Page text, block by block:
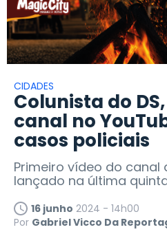
CIDADES
Colunista do
canal no
casos policiais
Primeiro vídeo do canal
lançado na última
16 junho 2024 - 14h00
Por Gabriel Vicco Da